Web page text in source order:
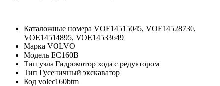
Каталожные номера VOE14515045, VOE14528730,
VOE14514895, VOE14533649
Марка VOLVO
Модель EC160B
Тип узла Гидромотор хода с редуктором
Тип Гусеничный экскаватор
Код volec160btm